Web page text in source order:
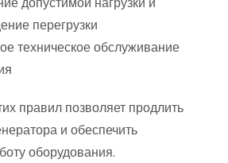
перегрузки
техническое обслуживание
правил позволяет продлить
и обеспечить
оборудования.